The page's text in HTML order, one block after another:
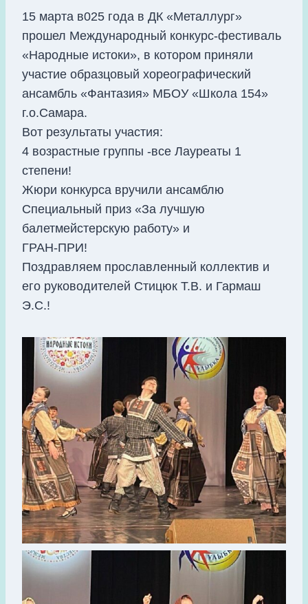
15 марта в025 года в ДК «Металлург»
прошел Международный конкурс-фестиваль
«Народные истоки», в котором приняли
участие образцовый хореографический
ансамбль «Фантазия» МБОУ «Школа 154»
г.о.Самара.
Вот результаты участия:
4 возрастные группы -все Лауреаты 1
степени!
Жюри конкурса вручили ансамблю
Специальный приз «За лучшую
балетмейстерскую работу» и
ГРАН-ПРИ!
Поздравляем прославленный коллектив и
его руководителей Стицюк Т.В. и Гармаш
Э.С.!